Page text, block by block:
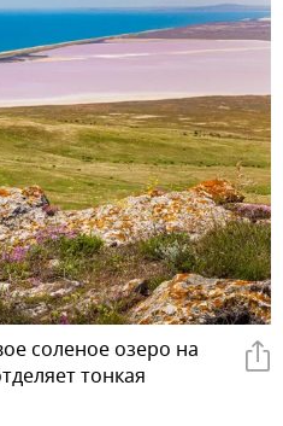
соленое озеро на
тонкая